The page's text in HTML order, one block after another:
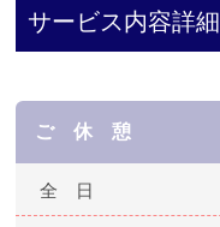
サービス内容詳細
ご 休 憩
全 日